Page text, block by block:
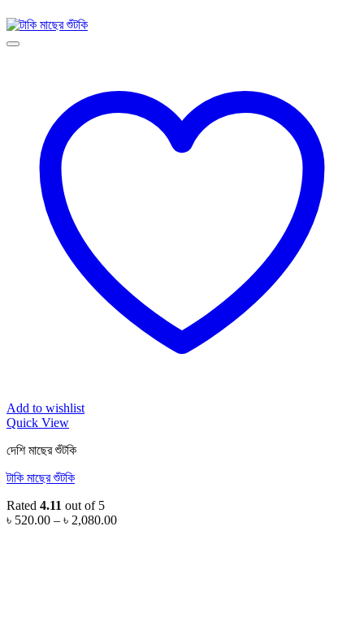
Add to wishlist
Quick View
দেশি মাছের শুঁটকি
টাকি মাছের শুঁটকি
Rated 4.11 out of 5
৳ 520.00 – ৳ 2,080.00Price